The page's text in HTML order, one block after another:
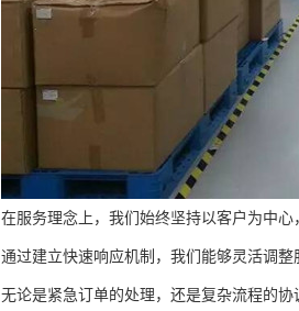
在服务理念上，我们始终坚持以客户为中心
通过建立快速响应机制，我们能够灵活调整
无论是紧急订单的处理，还是复杂流程的协